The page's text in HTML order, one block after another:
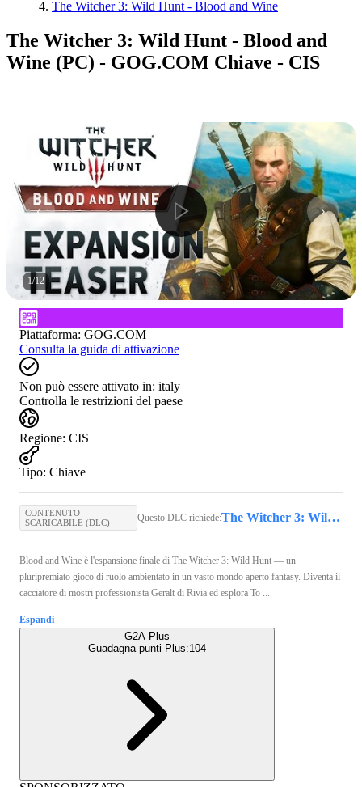
The Witcher 3: Wild Hunt - Blood and Wine
The Witcher 3: Wild Hunt - Blood and
Wine (PC) - GOG.COM Chiave - CIS
1/12
Piattaforma: GOG.COM
Consulta la guida di attivazione
Non può essere attivato in: italy
Controlla le restrizioni del paese
Regione: CIS
Tipo: Chiave
CONTENUTO
SCARICABILE (DLC)
Questo DLC richiede: The Witcher 3: Wild Hunt (PC) - GOG.COM Key - GLOBAL
Blood and Wine è l'espansione finale di The Witcher 3: Wild Hunt — un
pluripremiato gioco di ruolo ambientato in un vasto mondo aperto fantasy. Diventa il
cacciatore di mostri professionista Geralt di Rivia ed esplora To ...
Espandi
G2A Plus
Guadagna punti Plus:104